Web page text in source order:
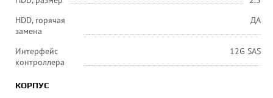
HDD, горячая
замена
ДА
Интерфейс
контроллера
12G SAS
КОРПУС